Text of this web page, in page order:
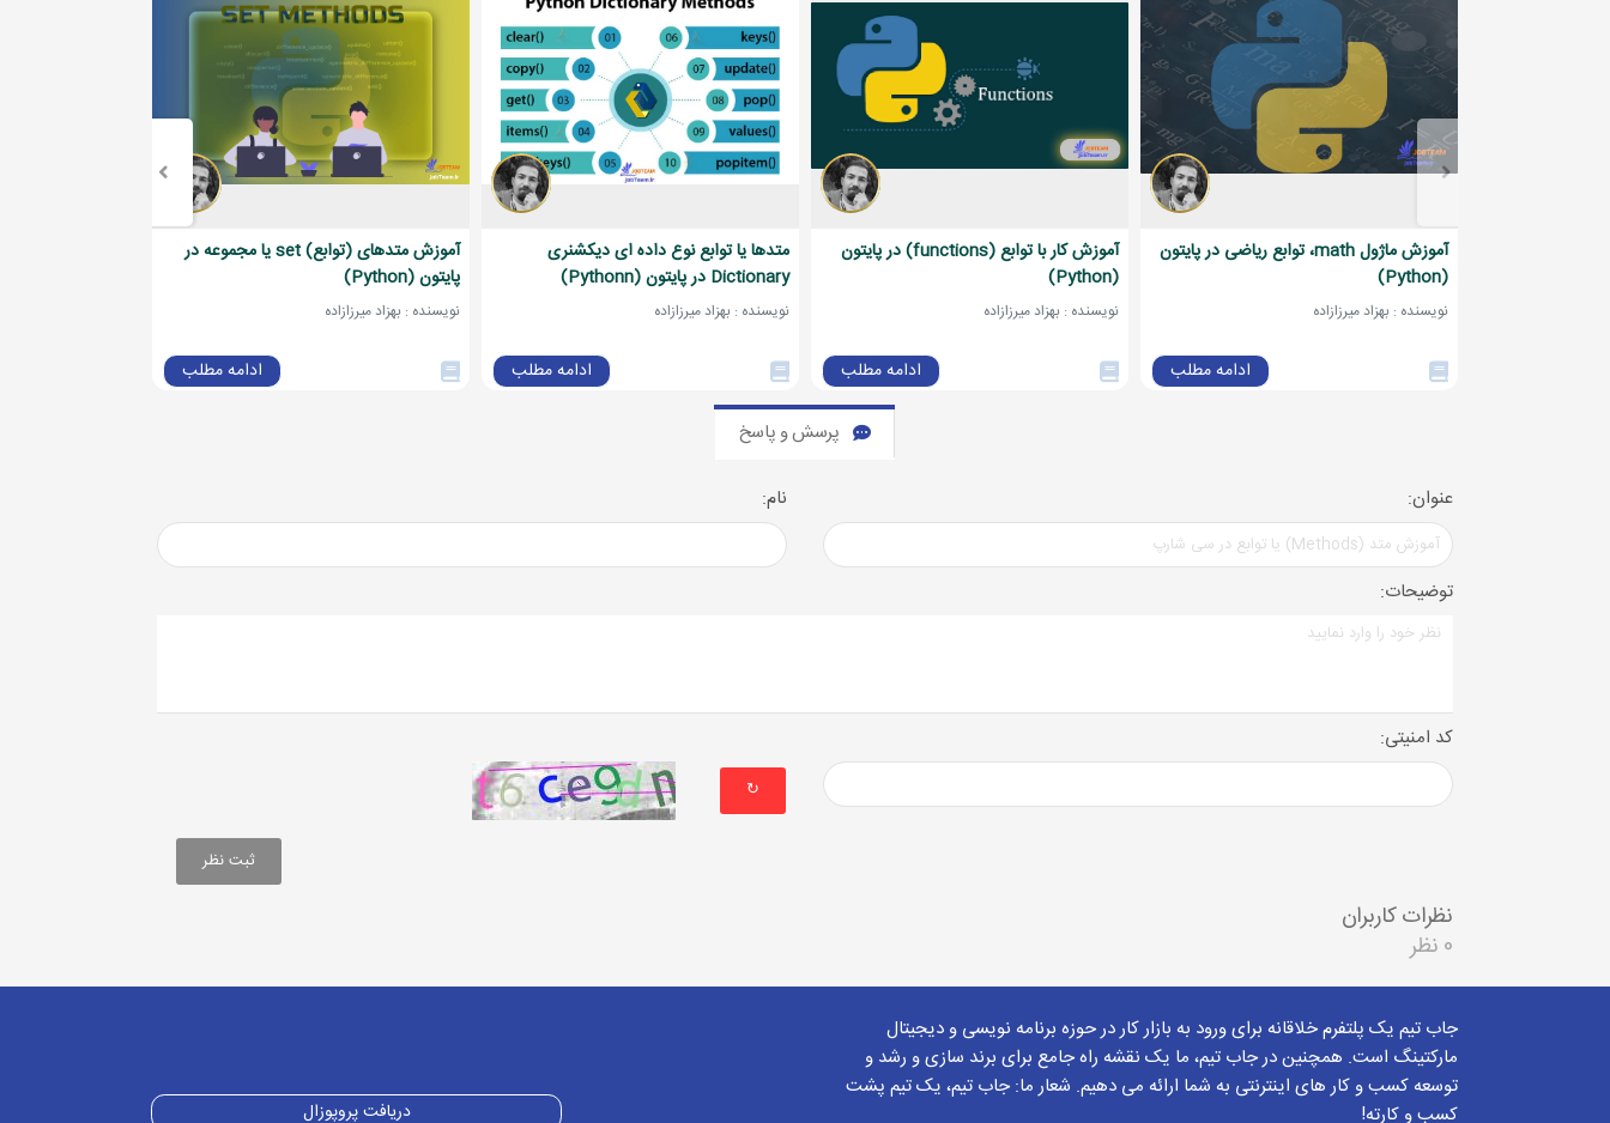
آموزش ماژول math، توابع ریاضی در پایتون
(Python)
نویسنده : بهزاد میرزازاده
ادامه مطلب
آموزش کار با توابع (functions) در پایتون
(Python)
نویسنده : بهزاد میرزازاده
ادامه مطلب
متدها یا توابع نوع داده ای دیکشنری
Dictionary در پایتون (Pythonn)
نویسنده : بهزاد میرزازاده
ادامه مطلب
آموزش متدهای (توابع) set یا مجموعه در
پایتون (Python)
نویسنده : بهزاد میرزازاده
ادامه مطلب
پرسش و پاسخ
عنوان: نام:
توضیحات:
کد امنیتی:
↻
نظرات کاربران
0 نظر
جاب تیم یک پلتفرم خلاقانه برای ورود به بازار کار در حوزه برنامه نویسی و دیجیتال
مارکتینگ است. همچنین در جاب تیم، ما یک نقشه راه جامع برای برند سازی و رشد و
توسعه کسب و کار های اینترنتی به شما ارائه می دهیم. شعار ما: جاب تیم، یک تیم پشت
کسب و کارته!
دریافت پروپوزال